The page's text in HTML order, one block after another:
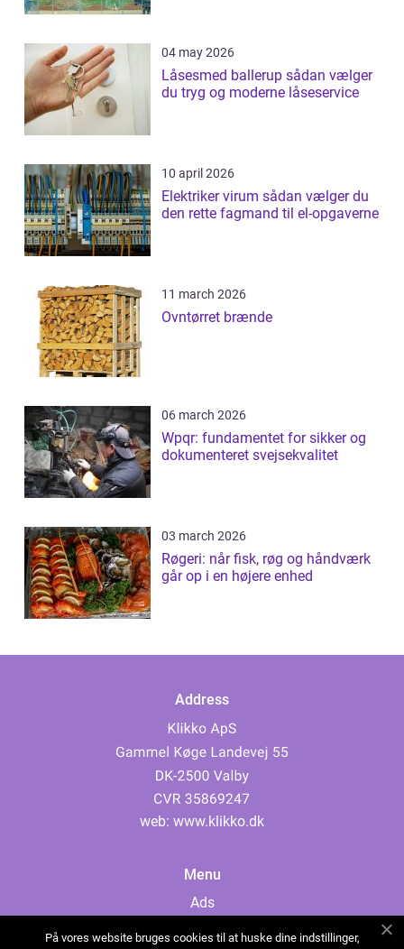
04 may 2026
Låsesmed ballerup sådan vælger
du tryg og moderne låseservice
10 april 2026
Elektriker virum sådan vælger du
den rette fagmand til el-opgaverne
11 march 2026
Ovntørret brænde
06 march 2026
Wpqr: fundamentet for sikker og
dokumenteret svejsekvalitet
03 march 2026
Røgeri: når fisk, røg og håndværk
går op i en højere enhed
Address
web: www.klikko.dk
Menu
Ads
På vores website bruges cookies til at huske dine indstillinger,